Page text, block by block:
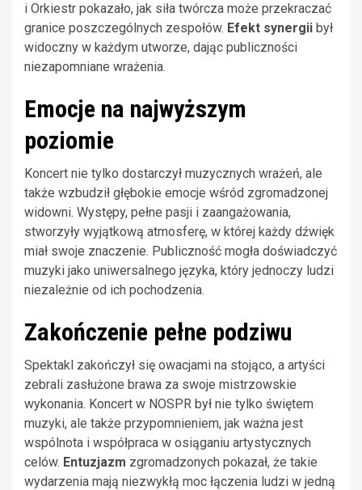
i Orkiestr pokazało, jak siła twórcza może przekraczać
granice poszczególnych zespołów. Efekt synergii był
widoczny w każdym utworze, dając publiczności
niezapomniane wrażenia.
Emocje na najwyższym
poziomie
Koncert nie tylko dostarczył muzycznych wrażeń, ale
także wzbudził głębokie emocje wśród zgromadzonej
widowni. Występy, pełne pasji i zaangażowania,
stworzyły wyjątkową atmosferę, w której każdy dźwięk
miał swoje znaczenie. Publiczność mogła doświadczyć
muzyki jako uniwersalnego języka, który jednoczy ludzi
niezależnie od ich pochodzenia.
Zakończenie pełne podziwu
Spektakl zakończył się owacjami na stojąco, a artyści
zebrali zasłużone brawa za swoje mistrzowskie
wykonania. Koncert w NOSPR był nie tylko świętem
muzyki, ale także przypomnieniem, jak ważna jest
wspólnota i współpraca w osiąganiu artystycznych
celów. Entuzjazm zgromadzonych pokazał, że takie
wydarzenia mają niezwykłą moc łączenia ludzi w jedną